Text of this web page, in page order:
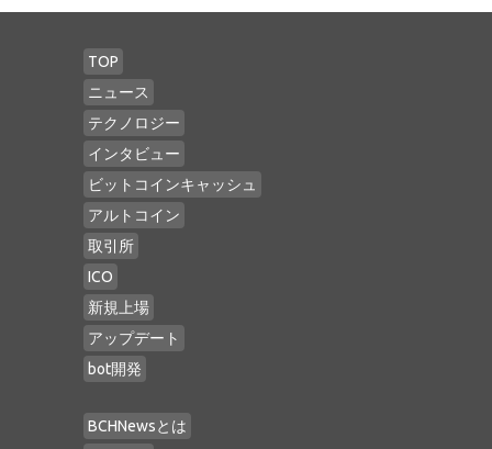
TOP
ニュース
テクノロジー
インタビュー
ビットコインキャッシュ
アルトコイン
取引所
ICO
新規上場
アップデート
bot開発
BCHNewsとは